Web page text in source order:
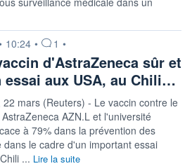
10:24 • 1 •
d'AstraZeneca sûr et
essai aux USA, au Chili…
22 mars (Reuters) - Le vaccin contre le
AZN.L et l'université
à 79% dans la prévention des
le cadre d'un important essai
... Lire la suite